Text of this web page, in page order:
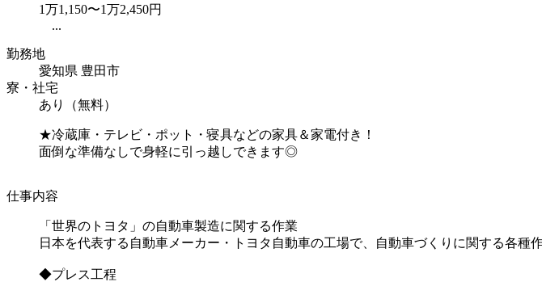
1万1,150〜1万2,450円
...
勤務地
愛知県 豊田市
寮・社宅
あり（無料）
★冷蔵庫・テレビ・ポット・寝具などの家具＆家電付き！
面倒な準備なしで身軽に引っ越しできます◎
仕事内容
「世界のトヨタ」の自動車製造に関する作業
日本を代表する自動車メーカー・トヨタ自動車の工場で、自動車づくりに関する各種
◆プレス工程